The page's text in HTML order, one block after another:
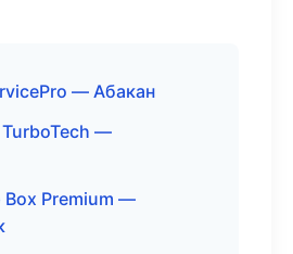
— Абакан
—
Premium —